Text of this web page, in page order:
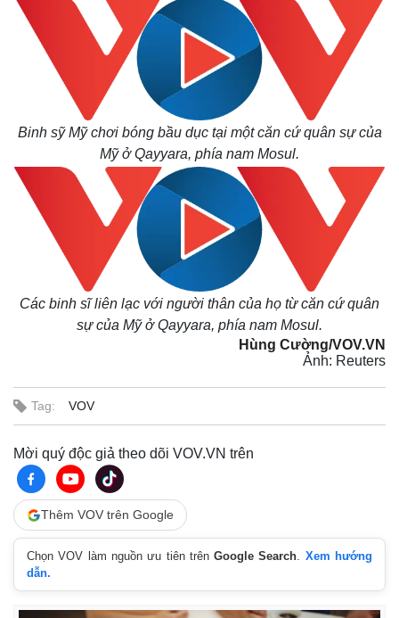
Kinh tế
Bất động sản
Khởi nghiệp
Thị trường
Giá vàng
Tiêu dùng
Binh sỹ Mỹ chơi bóng bầu dục tại một căn cứ quân sự của
Mỹ ở Qayyara, phía nam Mosul.
Các binh sĩ liên lạc với người thân của họ từ căn cứ quân
sự của Mỹ ở Qayyara, phía nam Mosul.
Hùng Cường/VOV.VN
Ảnh: Reuters
Tag: VOV
Mời quý độc giả theo dõi VOV.VN trên
Thêm VOV trên Google
Chọn VOV làm nguồn ưu tiên trênGoogle Search. Xem hướng
dẫn.